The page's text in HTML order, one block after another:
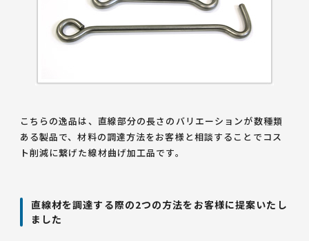
こちらの逸品は、直線部分の長さのバリエーションが数種類
ある製品で、材料の調達方法をお客様と相談することでコス
ト削減に繋げた線材曲げ加工品です。
直線材を調達する際の2つの方法をお客様に提案いたし
ました